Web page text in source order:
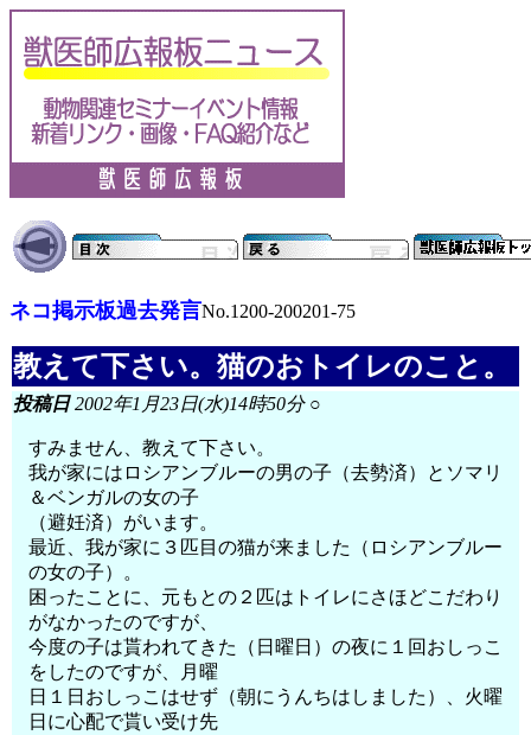
ネコ掲示板過去発言No.1200-200201-75
教えて下さい。猫のおトイレのこと。
投稿日2002年1月23日(水)14時50分 ○
すみません、教えて下さい。
我が家にはロシアンブルーの男の子（去勢済）とソマリ
＆ベンガルの女の子
（避妊済）がいます。
最近、我が家に３匹目の猫が来ました（ロシアンブルー
の女の子）。
困ったことに、元もとの２匹はトイレにさほどこだわり
がなかったのですが、
今度の子は貰われてきた（日曜日）の夜に１回おしっこ
をしたのですが、月曜
日１日おしっこはせず（朝にうんちはしました）、火曜
日に心配で貰い受け先